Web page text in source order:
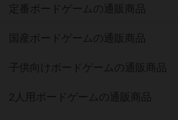
定番ボードゲームの通販商品
国産ボードゲームの通販商品
子供向けボードゲームの通販商品
2人用ボードゲームの通販商品